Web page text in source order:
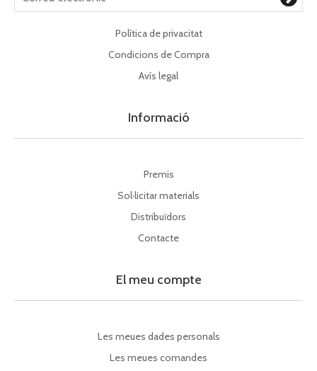
Política de privacitat
Condicions de Compra
Avís legal
Informació
Premis
Sol·licitar materials
Distribuïdors
Contacte
El meu compte
Les meues dades personals
Les meues comandes